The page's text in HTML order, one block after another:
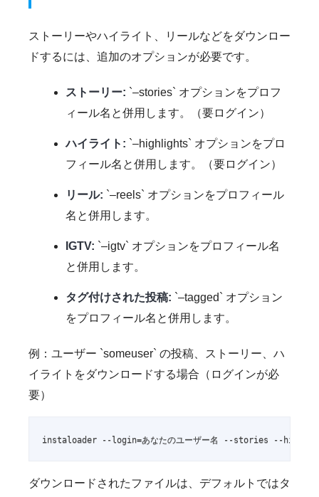
ストーリーやハイライト、リールなどをダウンロー
ドするには、追加のオプションが必要です。
ストーリー: `–stories` オプションをプロフ
ィール名と併用します。（要ログイン）
ハイライト: `–highlights` オプションをプロ
フィール名と併用します。（要ログイン）
リール: `–reels` オプションをプロフィール
名と併用します。
IGTV: `–igtv` オプションをプロフィール名
と併用します。
タグ付けされた投稿: `–tagged` オプション
をプロフィール名と併用します。
例：ユーザー `someuser` の投稿、ストーリー、ハ
イライトをダウンロードする場合（ログインが必
要）
instaloader --login=あなたのユーザー名 --stories --
ダウンロードされたファイルは、デフォルトではタ